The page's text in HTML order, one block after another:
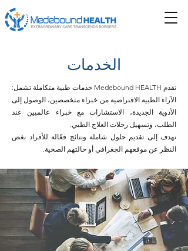
الخدمات
تقدم Medebound HEALTH خدمات طبية متكاملة تشمل:
الآراء الطبية الافتراضية من خبراء متخصصين، الوصول إلى
الأدوية الجديدة، الاستشارات مع خبراء عالميين عند
الطلب، وتسهيل رحلات العلاج الطبي.
نهدف إلى تقديم حلول شاملة ونتائج فعّالة للأفراد بغض
النظر عن موقعهم الجغرافي أو حالتهم الصحية.